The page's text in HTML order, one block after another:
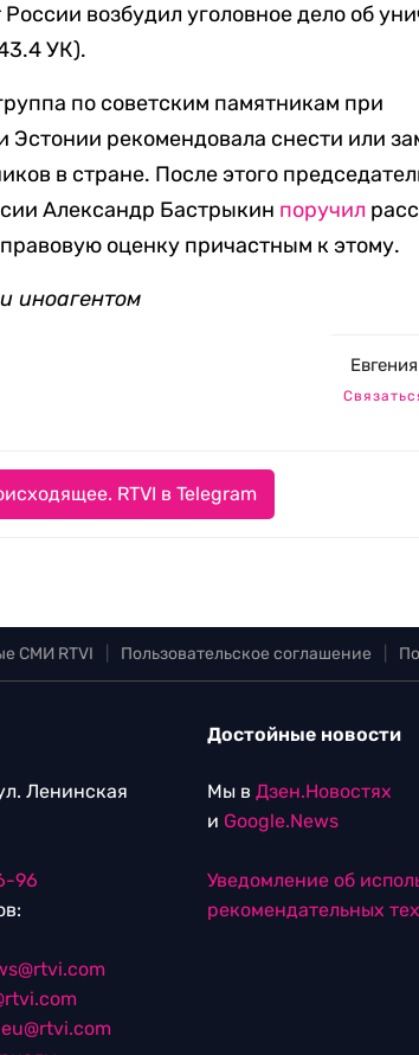
возбудил уголовное дело об
УК).
по советским памятникам при
Эстонии рекомендовала снести или
в стране. После этого
Александр Бастрыкин поручил
оценку причастным к этому.
иноагентом
RTVI в Telegram
СМИ RTVI Пользовательское соглашение
Ленинская
96
Достойные новости
Мы в Дзен.Новостях
и Google.News
Уведомление об
рекомендательных